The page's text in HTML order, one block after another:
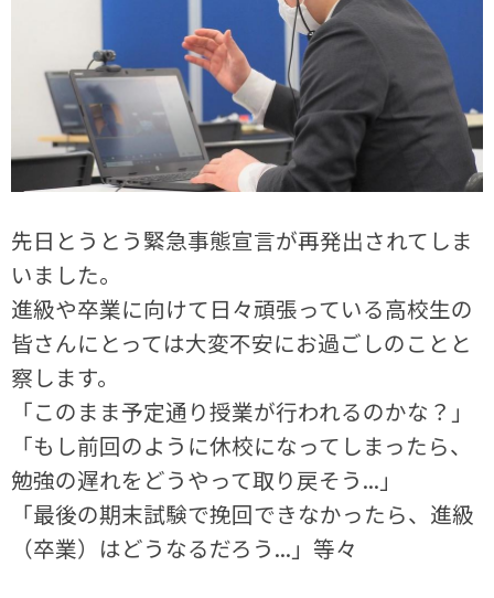
先日とうとう緊急事態宣言が再発出されてしま
いました。
進級や卒業に向けて日々頑張っている高校生の
皆さんにとっては大変不安にお過ごしのことと
察します。
「このまま予定通り授業が行われるのかな？」
「もし前回のように休校になってしまったら、
勉強の遅れをどうやって取り戻そう...」
「最後の期末試験で挽回できなかったら、進級
（卒業）はどうなるだろう...」等々